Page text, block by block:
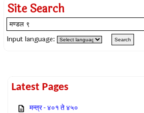
Site Search
Input language:
Latest Pages
मन्त्र - ४०१ ते ४५०